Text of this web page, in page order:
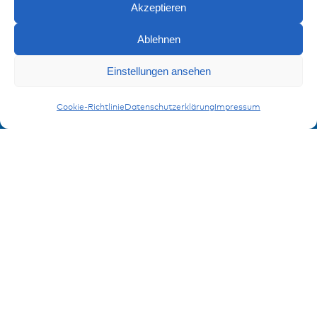
Akzeptieren
Ablehnen
Einstellungen ansehen
Cookie-Richtlinie Datenschutzerklärung Impressum
Adapter
Impressum
FAQ